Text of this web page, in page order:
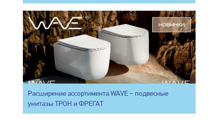
Расширение ассортимента WAVE – подвесные
унитазы ТРОН и ФРЕГАТ